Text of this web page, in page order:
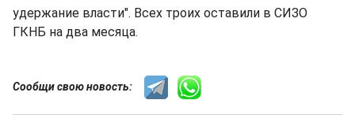
удержание власти". Всех троих оставили в СИЗО
ГКНБ на два месяца.
Сообщи свою новость: